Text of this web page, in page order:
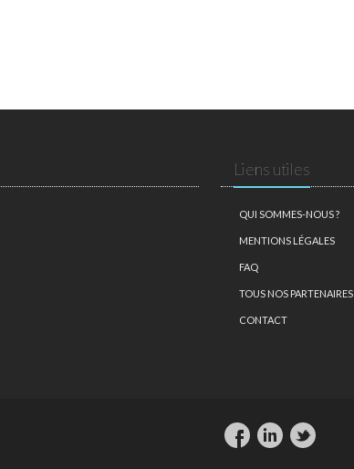
Liens utiles
QUI SOMMES-NOUS ?
MENTIONS LÉGALES
FAQ
TOUS NOS PARTENAIRES
CONTACT